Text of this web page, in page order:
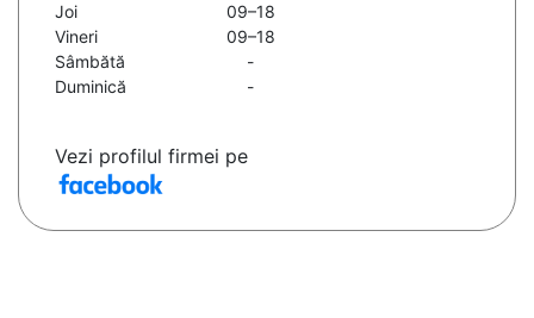
Joi
09–18
Vineri
09–18
Sâmbătă
-
Duminică
-
Vezi profilul firmei pe